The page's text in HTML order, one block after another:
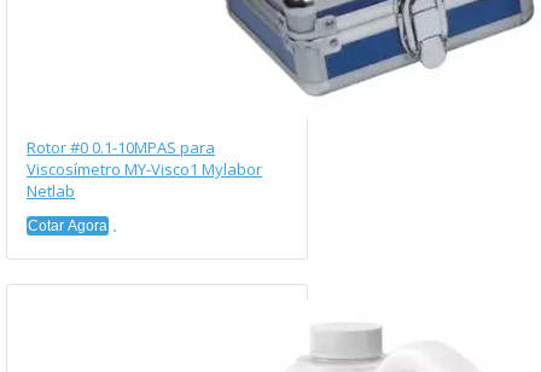
Rotor #0 0.1-10MPAS para
Viscosímetro MY-Visco1 Mylabor
Netlab
Cotar Agora